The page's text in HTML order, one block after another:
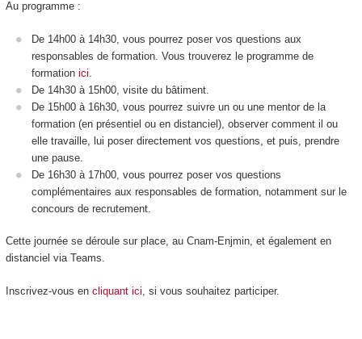
Au programme :
De 14h00 à 14h30, vous pourrez poser vos questions aux
responsables de formation. Vous trouverez le programme de
formation ici
De 14h30 à 15h00, visite du bâtiment.
De 15h00 à 16h30, vous pourrez suivre un ou une mentor de la
formation (en présentiel ou en distanciel), observer comment il ou
elle travaille, lui poser directement vos questions, et puis, prendre
une pause.
De 16h30 à 17h00, vous pourrez poser vos questions
complémentaires aux responsables de formation, notamment sur le
concours de recrutement.
Cette journée se déroule sur place, au Cnam-Enjmin, et également en
distanciel via Teams.
Inscrivez-vous en cliquant ici , si vous souhaitez participer.